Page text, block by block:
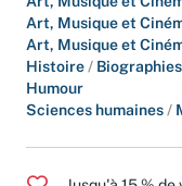
Art, Musique et
Art, Musique et
Histoire/ Biographies
Humour
Sciences humaines/